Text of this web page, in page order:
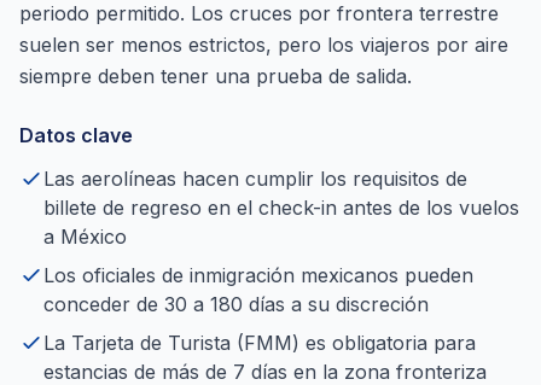
periodo permitido. Los cruces por frontera terrestre
suelen ser menos estrictos, pero los viajeros por aire
siempre deben tener una prueba de salida.
Datos clave
Las aerolíneas hacen cumplir los requisitos de
billete de regreso en el check-in antes de los vuelos
a México
Los oficiales de inmigración mexicanos pueden
conceder de 30 a 180 días a su discreción
La Tarjeta de Turista (FMM) es obligatoria para
estancias de más de 7 días en la zona fronteriza